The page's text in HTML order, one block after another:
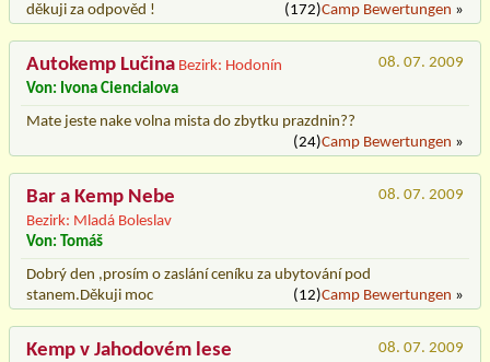
děkuji za odpověd !
(172)Camp Bewertungen »
Autokemp Lučina Bezirk: Hodonín
08. 07. 2009
Von: Ivona Ciencialova
Mate jeste nake volna mista do zbytku prazdnin??
(24)Camp Bewertungen »
Bar a Kemp Nebe
Bezirk: Mladá Boleslav
08. 07. 2009
Von: Tomáš
Dobrý den ,prosím o zaslání ceníku za ubytování pod
stanem.Děkuji moc
(12)Camp Bewertungen »
Kemp v Jahodovém lese 08. 07. 2009